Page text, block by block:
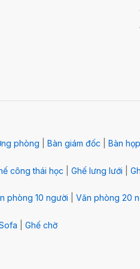
phòng Bàn giám đốc Bàn họp
công thái học Ghế lưng lưới
phòng 10 người Văn phòng 20
Ghế chờ